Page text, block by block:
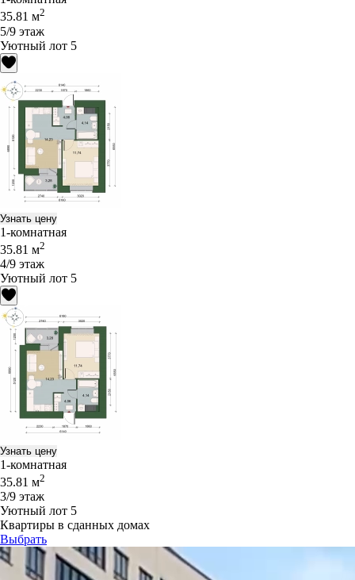
35.81 м2
5/9 этаж
Уютный лот 5
Узнать цену
1-комнатная
35.81 м2
4/9 этаж
Уютный лот 5
Узнать цену
1-комнатная
35.81 м2
3/9 этаж
Уютный лот 5
Квартиры в сданных домах
Выбрать